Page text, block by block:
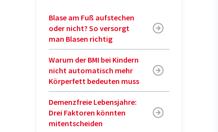
Blase am Fuß aufstechen
oder nicht? So versorgt
man Blasen richtig
Warum der BMI bei Kindern
nicht automatisch mehr
Körperfett bedeuten muss
Demenzfreie Lebensjahre:
Drei Faktoren könnten
mitentscheiden